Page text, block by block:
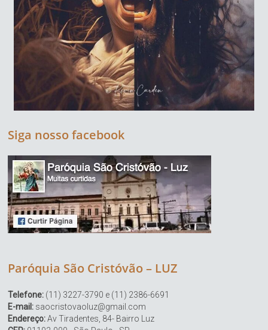
Siga nosso facebook
Paróquia São Cristóvão – LUZ
Telefone: (11) 3227-3790 e (11) 2386-6691
E-mail: saocristovaoluz@gmail.com
Endereço:Av Tiradentes, 84- Bairro Luz